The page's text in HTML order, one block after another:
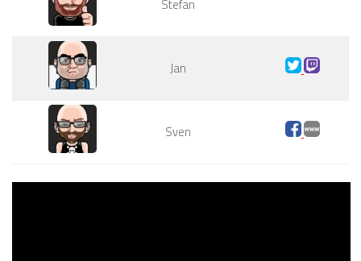
Stefan
Jan
Sven